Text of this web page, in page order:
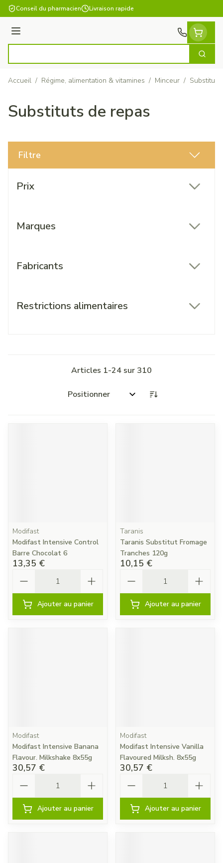
Aller au contenu
Conseil du pharmacien Livraison rapide
Menu
Accueil / Régime, alimentation & vitamines / Minceur /
Substituts de repas
Filtre
Prix
Marques
Fabricants
Restrictions alimentaires
Articles 1-24 sur 310
Trier par:
Modifast
Modifast Intensive Control
Barre Chocolat 6
13,35 €
Ajouter au panier
Taranis
Taranis Substitut Fromage
Tranches 120g
10,15 €
Ajouter au panier
Modifast
Modifast Intensive Banana
Flavour. Milkshake 8x55g
30,57 €
Ajouter au panier
Modifast
Modifast Intensive Vanilla
Flavoured Milksh. 8x55g
30,57 €
Ajouter au panier